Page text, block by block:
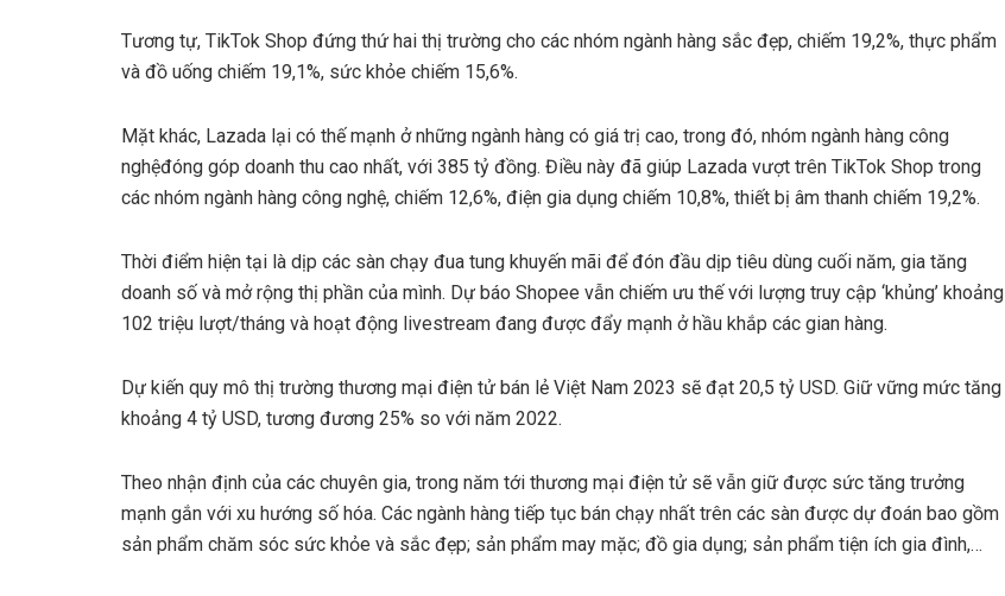
Tương tự, TikTok Shop đứng thứ hai thị trường cho các nhóm ngành hàng sắc đẹp, chiếm 19,2%, thực phẩm
và đồ uống chiếm 19,1%, sức khỏe chiếm 15,6%.
Mặt khác, Lazada lại có thế mạnh ở những ngành hàng có giá trị cao, trong đó, nhóm ngành hàng công
nghệđóng góp doanh thu cao nhất, với 385 tỷ đồng. Điều này đã giúp Lazada vượt trên TikTok Shop trong
các nhóm ngành hàng công nghệ, chiếm 12,6%, điện gia dụng chiếm 10,8%, thiết bị âm thanh chiếm 19,2%.
Thời điểm hiện tại là dịp các sàn chạy đua tung khuyến mãi để đón đầu dịp tiêu dùng cuối năm, gia tăng
doanh số và mở rộng thị phần của mình. Dự báo Shopee vẫn chiếm ưu thế với lượng truy cập ‘khủng’ khoảng
102 triệu lượt/tháng và hoạt động livestream đang được đẩy mạnh ở hầu khắp các gian hàng.
Dự kiến quy mô thị trường thương mại điện tử bán lẻ Việt Nam 2023 sẽ đạt 20,5 tỷ USD. Giữ vững mức tăng
khoảng 4 tỷ USD, tương đương 25% so với năm 2022.
Theo nhận định của các chuyên gia, trong năm tới thương mại điện tử sẽ vẫn giữ được sức tăng trưởng
mạnh gắn với xu hướng số hóa. Các ngành hàng tiếp tục bán chạy nhất trên các sàn được dự đoán bao gồm
sản phẩm chăm sóc sức khỏe và sắc đẹp; sản phẩm may mặc; đồ gia dụng; sản phẩm tiện ích gia đình,…